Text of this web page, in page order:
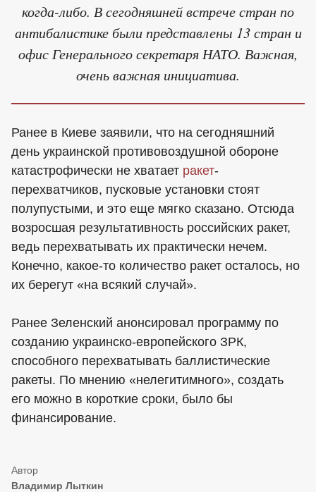
когда-либо. В сегодняшней встрече стран по
антибалистике были представлены 13 стран и
офис Генерального секретаря НАТО. Важная,
очень важная инициатива.
Ранее в Киеве заявили, что на сегодняшний
день украинской противовоздушной обороне
катастрофически не хватает ракет-
перехватчиков, пусковые установки стоят
полупустыми, и это еще мягко сказано. Отсюда
возросшая результативность российских ракет,
ведь перехватывать их практически нечем.
Конечно, какое-то количество ракет осталось, но
их берегут «на всякий случай».
Ранее Зеленский анонсировал программу по
созданию украинско-европейского ЗРК,
способного перехватывать баллистические
ракеты. По мнению «нелегитимного», создать
его можно в короткие сроки, было бы
финансирование.
Владимир Лыткин